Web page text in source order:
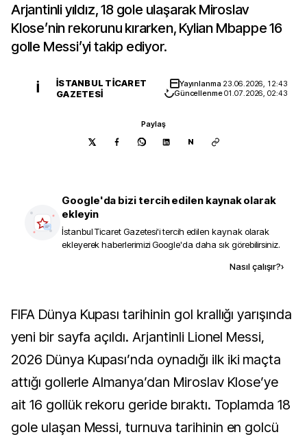
Arjantinli yıldız, 18 gole ulaşarak Miroslav
Klose’nin rekorunu kırarken, Kylian Mbappe 16
golle Messi’yi takip ediyor.
İ
İSTANBUL TICARET
GAZETESI
Yayınlanma 23.06.2026, 12:43
Güncellenme01.07.2026, 02:43
Paylaş
N
Google'da bizi tercih edilen kaynak olarak
ekleyin
İstanbul Ticaret Gazetesi'i tercih edilen kaynak olarak
ekleyerek haberlerimizi Google'da daha sık görebilirsiniz.
Nasıl çalışır?›
FIFA Dünya Kupası tarihinin gol krallığı yarışında
yeni bir sayfa açıldı. Arjantinli Lionel Messi,
2026 Dünya Kupası’nda oynadığı ilk iki maçta
attığı gollerle Almanya’dan Miroslav Klose’ye
ait 16 gollük rekoru geride bıraktı. Toplamda 18
gole ulaşan Messi, turnuva tarihinin en golcü